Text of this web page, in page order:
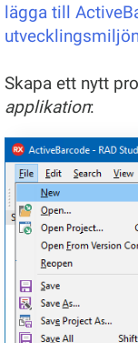
lägga till
Skapa ett nytt
applikation: